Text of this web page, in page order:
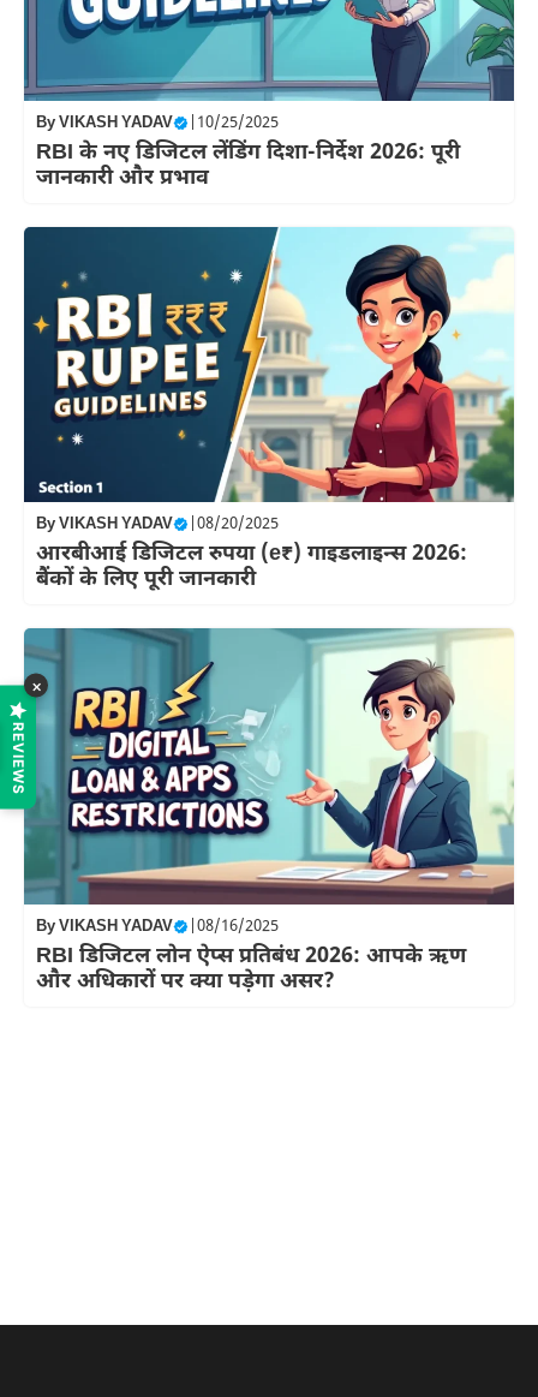
ByVIKASH YADAV 10/25/2025
RBI के नए डिजिटल लेंडिंग दिशा-निर्देश 2026: पूरी
जानकारी और प्रभाव
ByVIKASH YADAV 08/20/2025
आरबीआई डिजिटल रुपया (e₹) गाइडलाइन्स 2026:
बैंकों के लिए पूरी जानकारी
ByVIKASH YADAV 08/16/2025
RBI डिजिटल लोन ऐप्स प्रतिबंध 2026: आपके ऋण
और अधिकारों पर क्या पड़ेगा असर?
REVIEWS
×